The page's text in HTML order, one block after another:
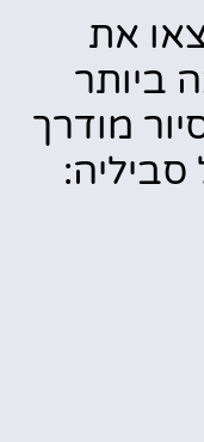
את
ביותר
מודרך
סביליה: